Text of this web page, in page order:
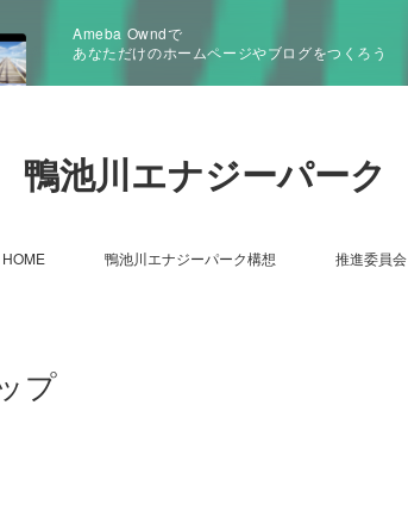
Ameba Owndで
あなただけのホームページやブログをつくろう
鴨池川エナジーパーク
HOME 鴨池川エナジーパーク構想 推進委員会
プ